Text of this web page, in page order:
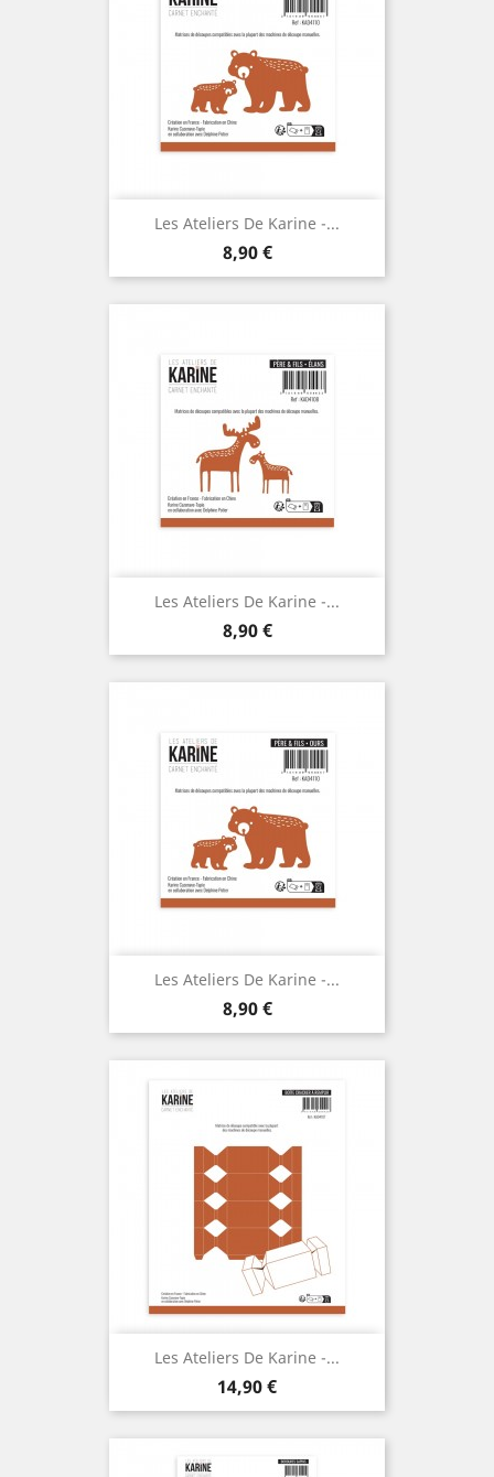
Les Ateliers De Karine -...
Prix
8,90 €
Les Ateliers De Karine -...
Prix
8,90 €
Les Ateliers De Karine -...
Prix
8,90 €
Les Ateliers De Karine -...
Prix
14,90 €